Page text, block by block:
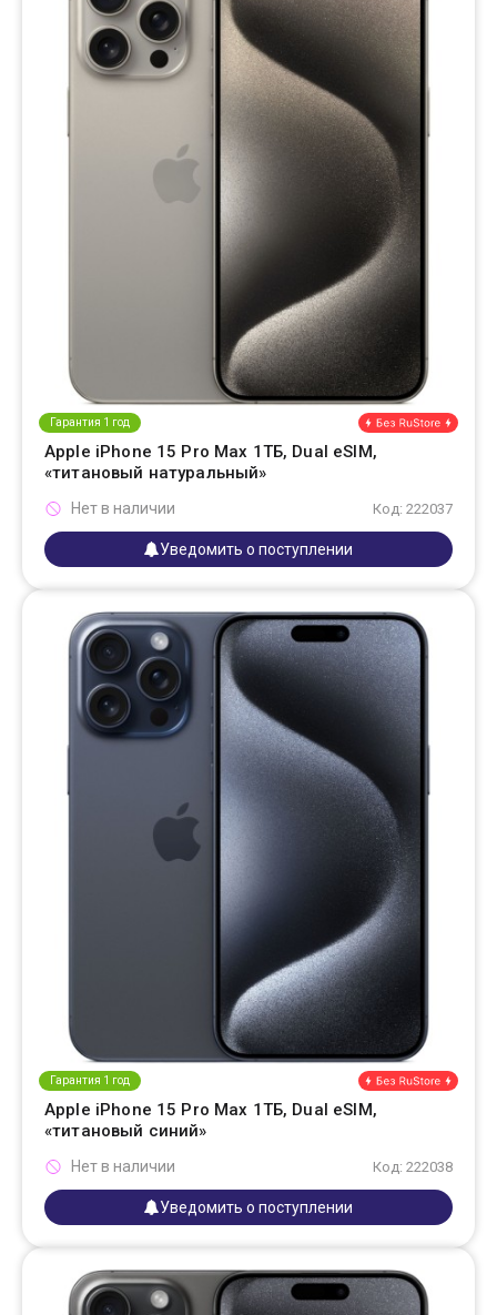
Гарантия 1 год
Apple iPhone 15 Pro Max 1ТБ, Dual eSIM,
«титановый натуральный»
Код: 222037
Нет в наличии
Уведомить о поступлении
Гарантия 1 год
Apple iPhone 15 Pro Max 1ТБ, Dual eSIM,
«титановый синий»
Код: 222038
Нет в наличии
Уведомить о поступлении